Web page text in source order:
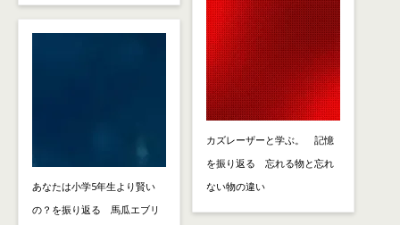
あなたは小学5年生より賢い
の？を振り返る 馬瓜エブリ
カズレーザーと学ぶ。 記憶
を振り返る 忘れる物と忘れ
ない物の違い